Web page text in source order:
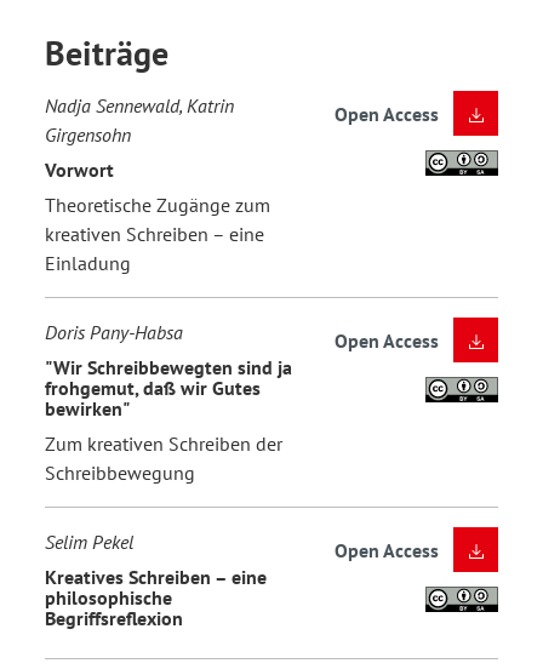
Beiträge
Nadja Sennewald, Katrin
Girgensohn
Vorwort
Theoretische Zugänge zum
kreativen Schreiben – eine
Einladung
Open Access
Doris Pany-Habsa
"Wir Schreibbewegten sind ja
frohgemut, daß wir Gutes
bewirken"
Zum kreativen Schreiben der
Schreibbewegung
Open Access
Selim Pekel
Kreatives Schreiben – eine
philosophische
Begriffsreflexion
Open Access